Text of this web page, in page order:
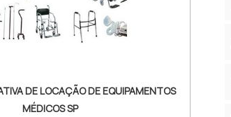
DE LOCAÇÃO DE EQUIPAMENTOS
MÉDICOS SP